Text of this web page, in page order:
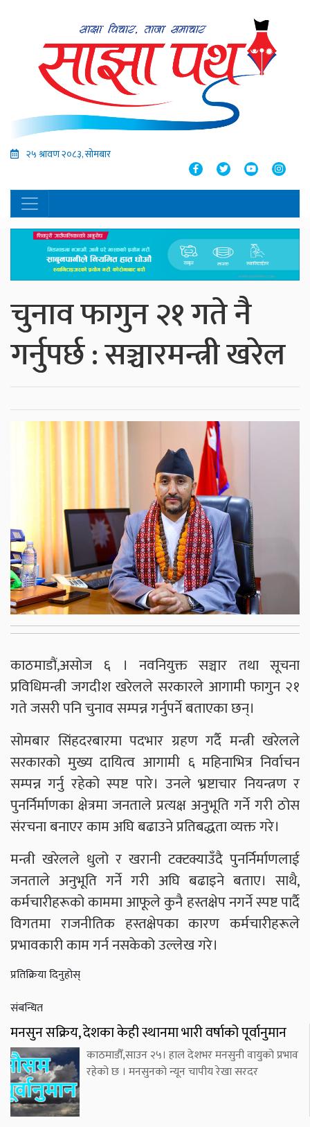
२५ श्रावण २०८३, सोमबार
चुनाव फागुन २१ गते नै
गर्नुपर्छ : सञ्चारमन्त्री खरेल
काठमाडौं,असोज ६ । नवनियुक्त सञ्चार तथा सूचना
प्रविधिमन्त्री जगदीश खरेलले सरकारले आगामी फागुन २१
गते जसरी पनि चुनाव सम्पन्न गर्नुपर्ने बताएका छन्।
सोमबार सिंहदरबारमा पदभार ग्रहण गर्दै मन्त्री खरेलले
सरकारको मुख्य दायित्व आगामी ६ महिनाभित्र निर्वाचन
सम्पन्न गर्नु रहेको स्पष्ट पारे। उनले भ्रष्टाचार नियन्त्रण र
पुनर्निर्माणका क्षेत्रमा जनताले प्रत्यक्ष अनुभूति गर्ने गरी ठोस
संरचना बनाएर काम अघि बढाउने प्रतिबद्धता व्यक्त गरे।
मन्त्री खरेलले धुलो र खरानी टक्टक्याउँदै पुनर्निर्माणलाई
जनताले अनुभूति गर्ने गरी अघि बढाइने बताए। साथै,
कर्मचारीहरूको काममा आफूले कुनै हस्तक्षेप नगर्ने स्पष्ट पार्दै
विगतमा राजनीतिक हस्तक्षेपका कारण कर्मचारीहरूले
प्रभावकारी काम गर्न नसकेको उल्लेख गरे।
प्रतिक्रिया दिनुहोस्
संबन्धित
मनसुन सक्रिय, देशका केही स्थानमा भारी वर्षाको पूर्वानुमान
काठमाडौँ,साउन २५। हाल देशभर मनसुनी वायुको प्रभाव
रहेको छ । मनसुनको न्यून चापीय रेखा सरदर